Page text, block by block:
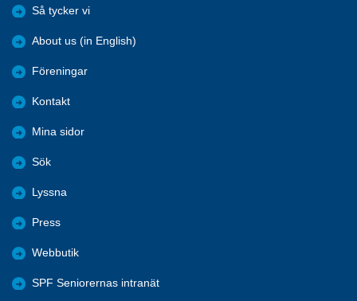
Så tycker vi
About us (in English)
Föreningar
Kontakt
Mina sidor
Sök
Lyssna
Press
Webbutik
SPF Seniorernas intranät